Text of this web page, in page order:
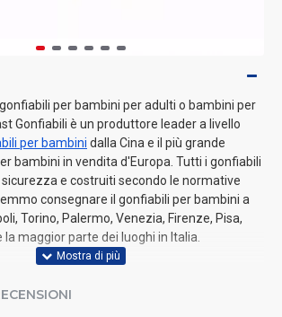
per bambini per adulti o bambini per
Gonfiabili è un produttore leader a livello
per bambini dalla Cina e il più grande
bambini in vendita d'Europa. Tutti i gonfiabili
e costruiti secondo le normative
consegnare il gonfiabili per bambini a
Torino, Palermo, Venezia, Firenze, Pisa,
la maggior parte dei luoghi in Italia.